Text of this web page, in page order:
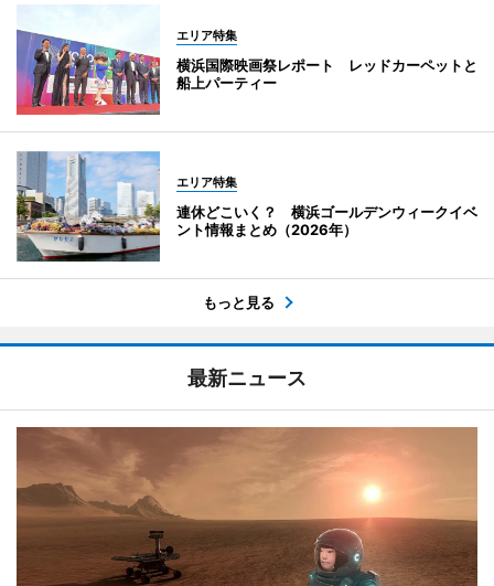
エリア特集
横浜国際映画祭レポート レッドカーペットと
船上パーティー
エリア特集
連休どこいく？ 横浜ゴールデンウィークイベ
ント情報まとめ（2026年）
もっと見る
最新ニュース